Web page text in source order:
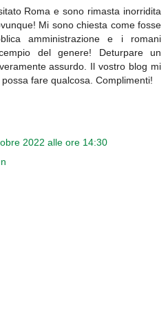
Roma e sono rimasta inorridita
Mi sono chiesta come fosse
amministrazione e i romani
del genere! Deturpare un
assurdo. Il vostro blog mi
fare qualcosa. Complimenti!
2022 alle ore 14:30